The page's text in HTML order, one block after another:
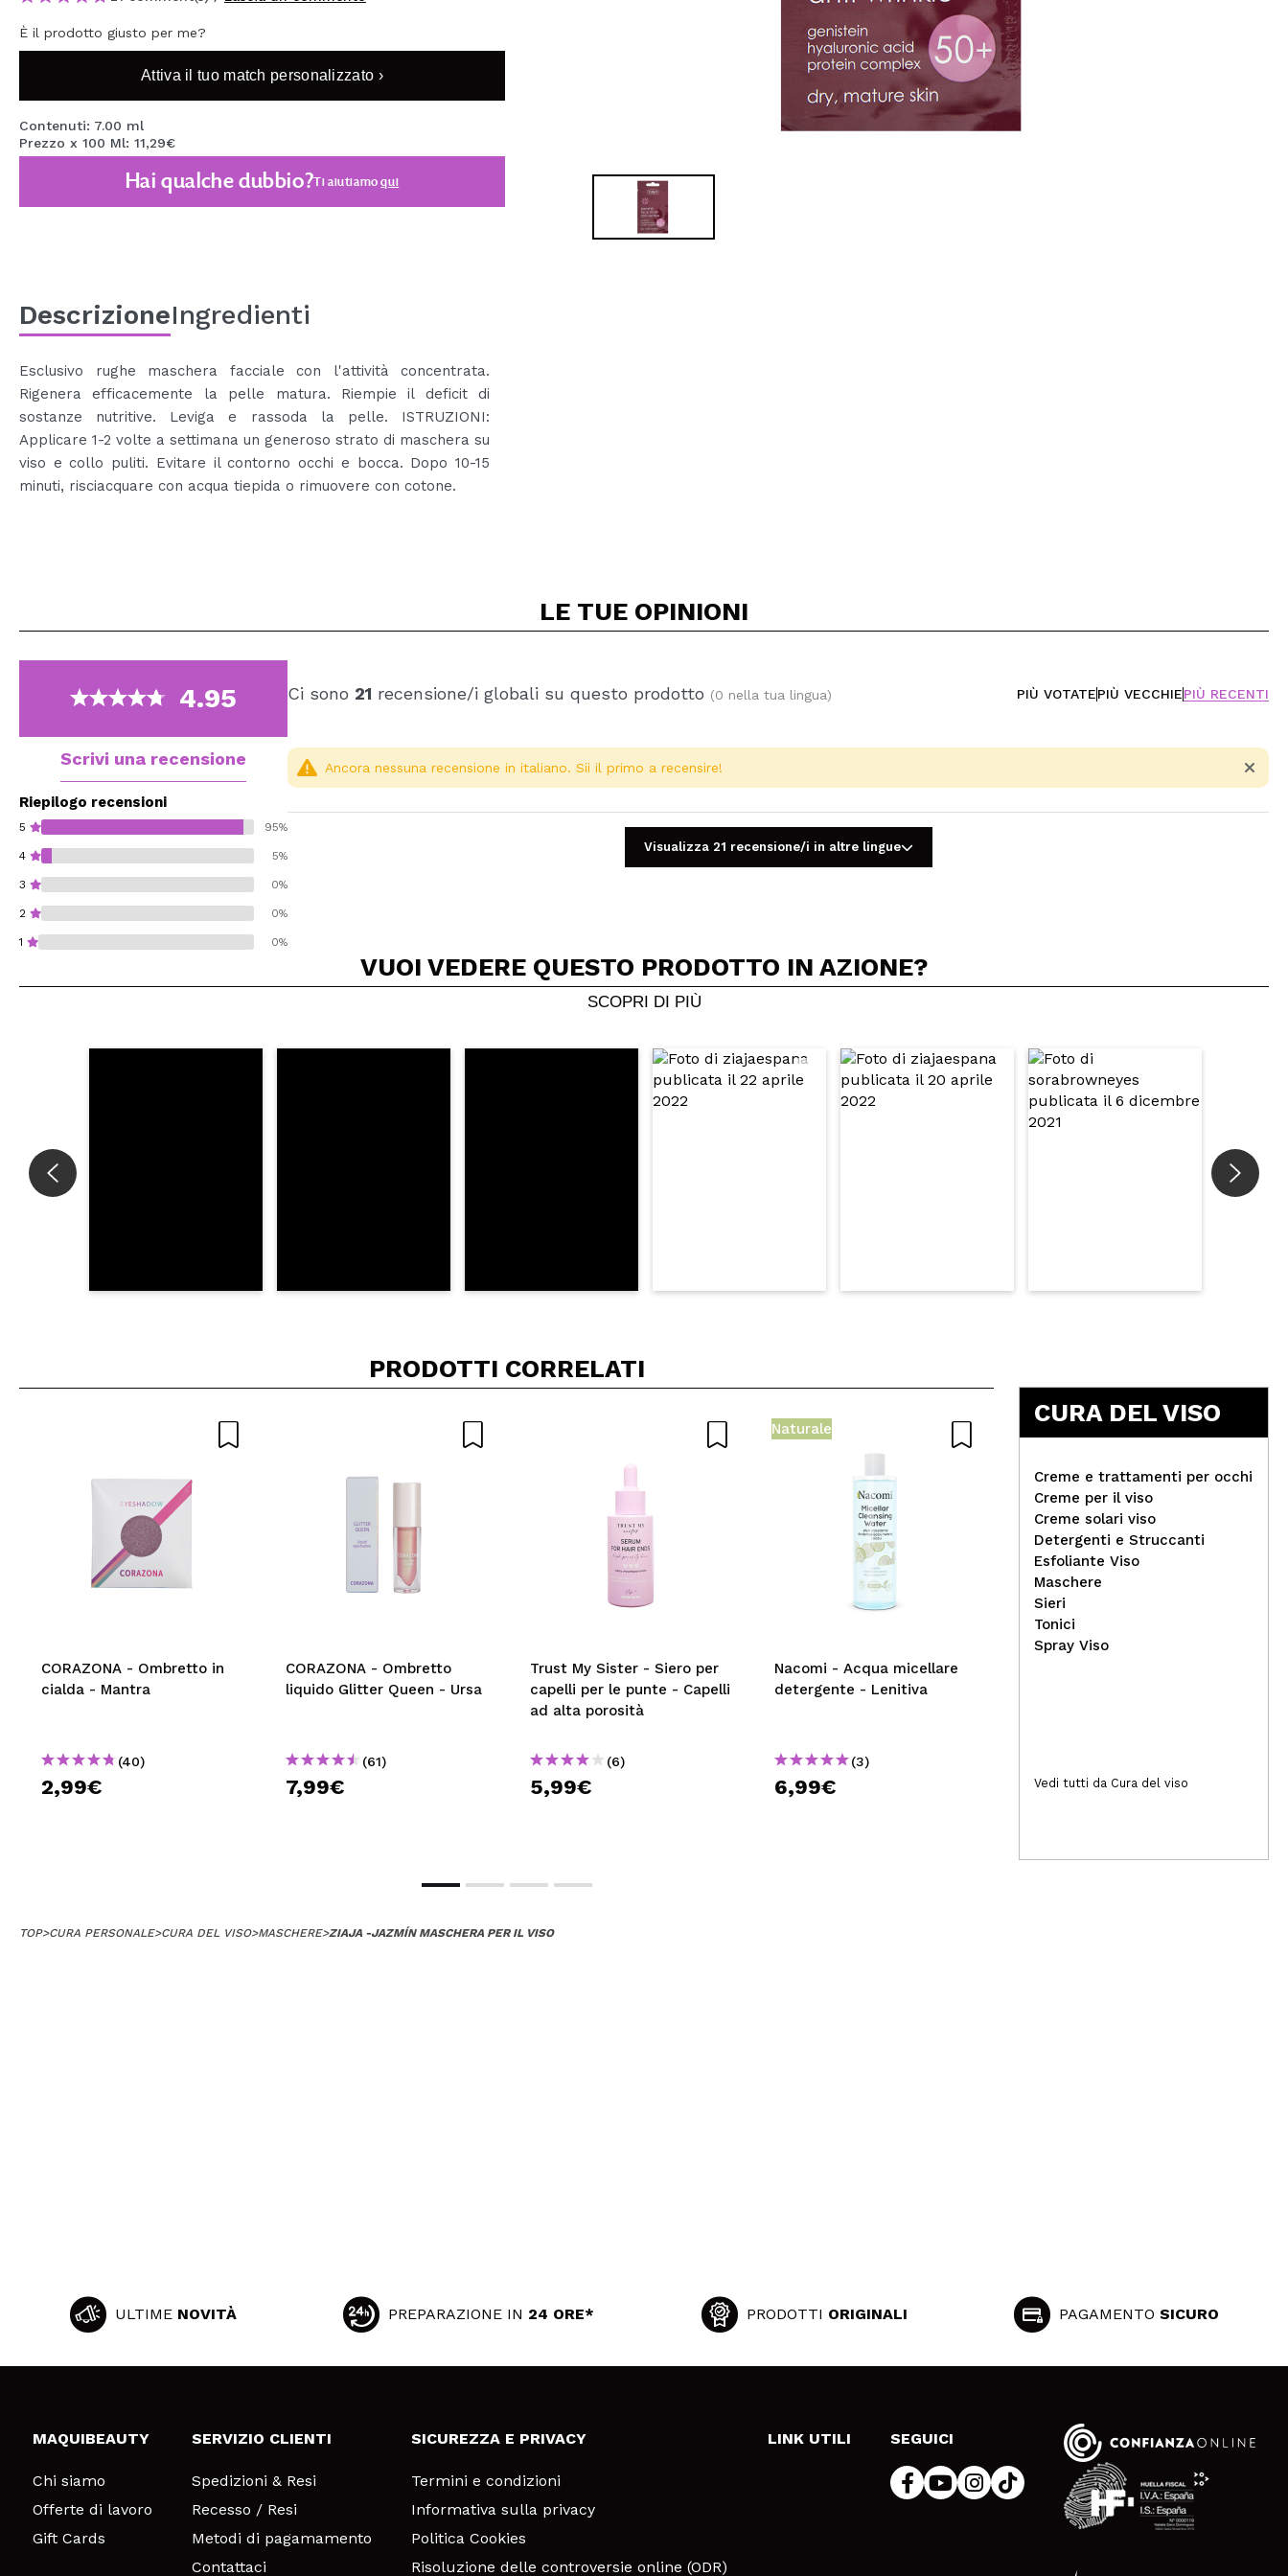
MAQUIFARMA
KOREA ZONE
TRAVEL SIZE
NATURE
SPECIALE
PROSSIMAMENTE
CREARE UN ACCOUNT
È il prodotto giusto per me?
Attiva il tuo match personalizzato ›
Contenuti: 7.00 ml
Prezzo x 100 Ml: 11,29€
Hai qualche dubbio?Ti aiutiamoqui
DescrizioneIngredienti
Esclusivo rughe maschera facciale con l'attività concentrata.
Rigenera efficacemente la pelle matura. Riempie il deficit di
sostanze nutritive. Leviga e rassoda la pelle. ISTRUZIONI:
Applicare 1-2 volte a settimana un generoso strato di maschera su
viso e collo puliti. Evitare il contorno occhi e bocca. Dopo 10-15
minuti, risciacquare con acqua tiepida o rimuovere con cotone.
LE TUE OPINIONI
4.95
Scrivi una recensione
Riepilogo recensioni
5 95%
4 5%
3 0%
2 0%
1 0%
Ci sono 21 recensione/i globali su questo prodotto (0 nella tua lingua) PIÙ VOTATEPIÙ VECCHIEPIÙ RECENTI
Condividi un video o una foto
Il tuo video potrebbe essere il primo. Immaginalo...
5/5
Ancora nessuna recensione in italiano. Sii il primo a recensire!
Visualizza 21 recensione/i in altre lingue
VUOI VEDERE QUESTO PRODOTTO IN AZIONE?
SCOPRI DI PIÙ
PRODOTTI CORRELATI
CORAZONA - Ombretto in
cialda - Mantra
(40)
2,99€
CORAZONA - Ombretto
liquido Glitter Queen - Ursa
(61)
7,99€
Trust My Sister - Siero per
capelli per le punte - Capelli
ad alta porosità
(6)
5,99€
Naturale
Nacomi - Acqua micellare
detergente - Lenitiva
(3)
6,99€
Beter - Pinza tartarugata
ovale XL Trendy Classics
2,99€
CURA DEL VISO
Creme e trattamenti per occhi
Creme per il viso
Creme solari viso
Detergenti e Struccanti
Esfoliante Viso
Maschere
Sieri
Tonici
Spray Viso
Vedi tutti da Cura del viso
TOP>CURA PERSONALE>CURA DEL VISO>MASCHERE>ZIAJA -JAZMÍN MASCHERA PER IL VISO
ULTIME NOVITÀ PREPARAZIONE IN 24 ORE* PRODOTTI ORIGINALI PAGAMENTO SICURO
MAQUIBEAUTY
Chi siamo
Offerte di lavoro
Gift Cards
SERVIZIO CLIENTI
Spedizioni & Resi
Recesso / Resi
Metodi di pagamamento
Contattaci
SICUREZZA E PRIVACY
Termini e condizioni
Informativa sulla privacy
Politica Cookies
Risoluzione delle controversie online (ODR)
LINK UTILI SEGUICI